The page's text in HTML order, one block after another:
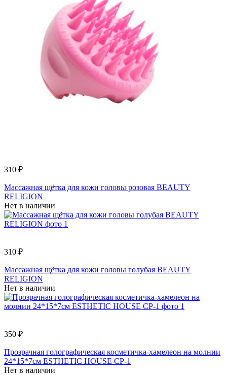
310 ₽
Массажная щётка для кожи головы розовая BEAUTY
RELIGION
Нет в наличии
310 ₽
Массажная щётка для кожи головы голубая BEAUTY
RELIGION
Нет в наличии
350 ₽
Прозрачная голографическая косметичка-хамелеон на молнии
24*15*7см ESTHETIC HOUSE СP-1
Нет в наличии